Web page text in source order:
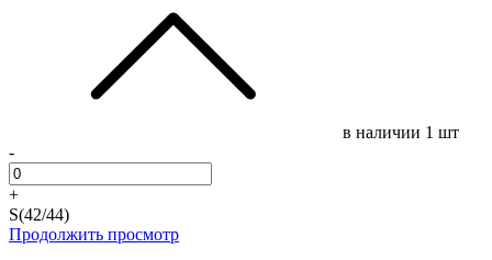
в наличии 1 шт
-
+
S(42/44)
Продолжить просмотр